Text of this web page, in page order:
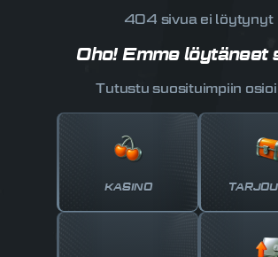
404 sivua ei löytynyt
Oho! Emme löytäneet
Tutustu suosituimpiin
KASINO